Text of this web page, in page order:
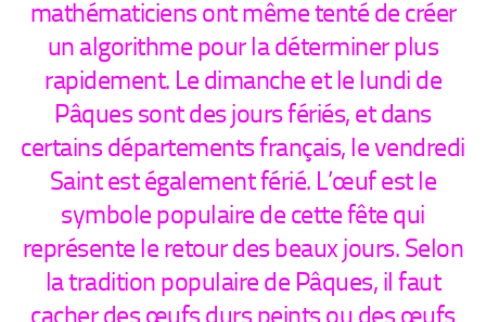
mathématiciens ont même tenté de créer
un algorithme pour la déterminer plus
rapidement. Le dimanche et le lundi de
Pâques sont des jours fériés, et dans
certains départements français, le vendredi
Saint est également férié. L’œuf est le
symbole populaire de cette fête qui
représente le retour des beaux jours. Selon
la tradition populaire de Pâques, il faut
cacher des œufs durs peints ou des œufs